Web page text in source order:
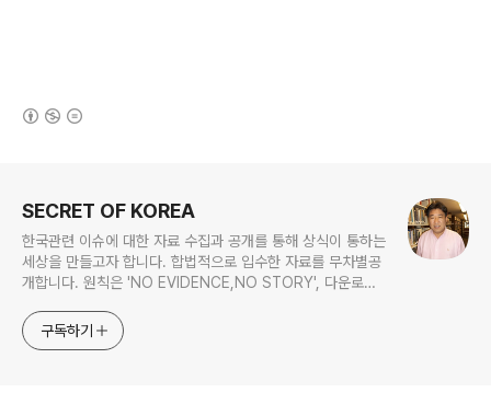
SECRET OF KOREA
한국관련 이슈에 대한 자료 수집과 공개를 통해 상식이 통하는
세상을 만들고자 합니다. 합법적으로 입수한 자료를 무차별공
개합니다. 원칙은 'NO EVIDENCE,NO STORY', 다운로드
jesim56@gmail.com, 안보일때는 구글리더나 RSS로!!
구독하기